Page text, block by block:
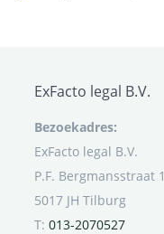
ExFacto legal B.V.
Bezoekadres:
ExFacto legal B.V.
P.F. Bergmansstraat 1
5017 JH Tilburg
T: 013-2070527